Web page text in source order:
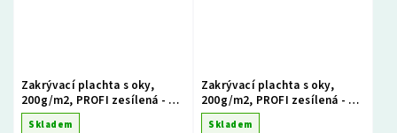
Zakrývací plachta s oky,
200g/m2, PROFI zesílená - 3 x
5m, šedá
Skladem
Zakrývací plachta s oky,
200g/m2, PROFI zesílená - 3 x
5m, zelená
Skladem